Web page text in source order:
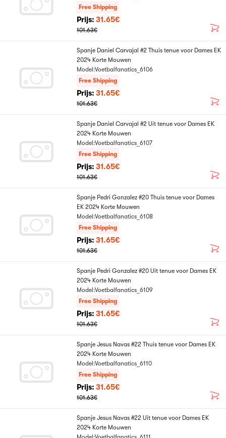
Free Shipping
Prijs: 31.65€
101.63€
Spanje Daniel Carvajal #2 Thuis tenue voor Dames EK
2024 Korte Mouwen
Model:Voetbalfanatics_6106
Free Shipping
Prijs: 31.65€
101.63€
Spanje Daniel Carvajal #2 Uit tenue voor Dames EK
2024 Korte Mouwen
Model:Voetbalfanatics_6107
Free Shipping
Prijs: 31.65€
101.63€
Spanje Pedri Gonzalez #20 Thuis tenue voor Dames
EK 2024 Korte Mouwen
Model:Voetbalfanatics_6108
Free Shipping
Prijs: 31.65€
101.63€
Spanje Pedri Gonzalez #20 Uit tenue voor Dames EK
2024 Korte Mouwen
Model:Voetbalfanatics_6109
Free Shipping
Prijs: 31.65€
101.63€
Spanje Jesus Navas #22 Thuis tenue voor Dames EK
2024 Korte Mouwen
Model:Voetbalfanatics_6110
Free Shipping
Prijs: 31.65€
101.63€
Spanje Jesus Navas #22 Uit tenue voor Dames EK
2024 Korte Mouwen